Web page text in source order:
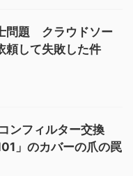
問題 クラウドソー
頼して失敗した件
ンフィルター交換
」のカバーの爪の罠